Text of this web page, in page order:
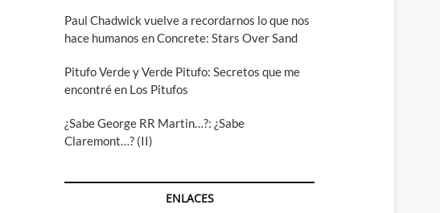
Paul Chadwick vuelve a recordarnos lo que nos
hace humanos en Concrete: Stars Over Sand
Pitufo Verde y Verde Pitufo: Secretos que me
encontré en Los Pitufos
¿Sabe George RR Martin…?: ¿Sabe
Claremont…? (II)
ENLACES